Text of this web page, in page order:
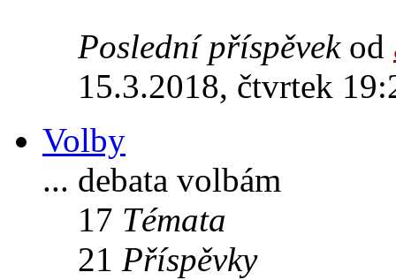
Poslední příspěvekod
15.3.2018, čtvrtek
Volby
... debata volbám
17 Témata
21 Příspěvky